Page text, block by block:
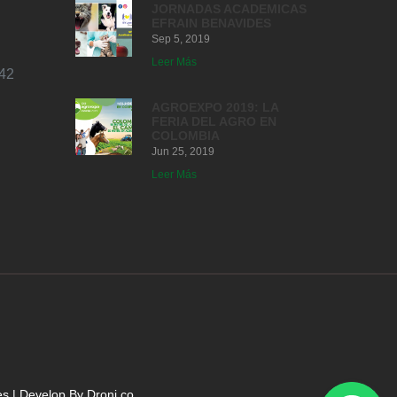
Sep 5, 2019
Leer Más
Jun 25, 2019
Leer Más